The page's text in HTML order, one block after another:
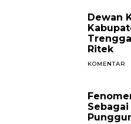
Dewan
Ritek
KOMENTAR